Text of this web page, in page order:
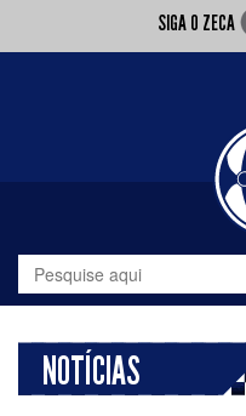
SIGA O ZECA
NOTÍCIAS